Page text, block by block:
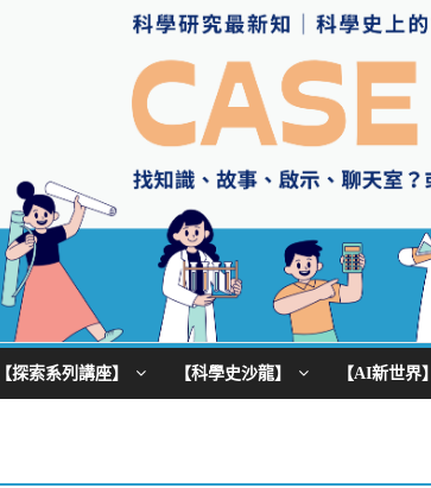
【探索系列講座】 【科學史沙龍】 【AI新世界】